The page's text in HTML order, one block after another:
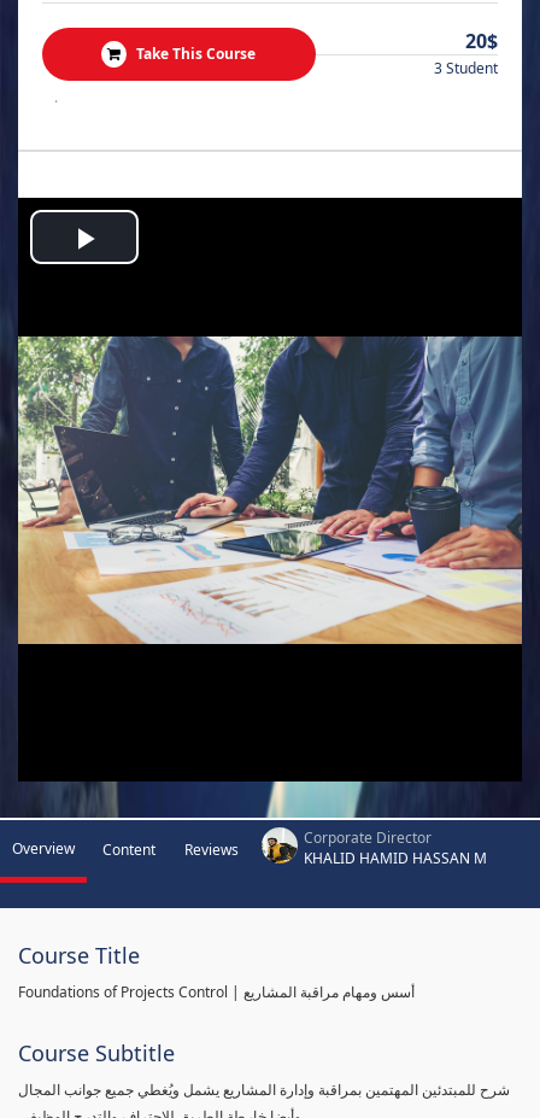
Take This Course 20$
3 Student
.
Play
Overview Content Reviews
Corporate Director
KHALID HAMID HASSAN M
Course Title
Foundations of Projects Control | أسس ومهام مراقبة المشاريع
Course Subtitle
شرح للمبتدئين المهتمين بمراقبة وإدارة المشاريع يشمل ويُغطي جميع جوانب المجال